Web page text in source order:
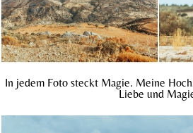
In jedem Foto steckt Magie. Meine
Liebe und